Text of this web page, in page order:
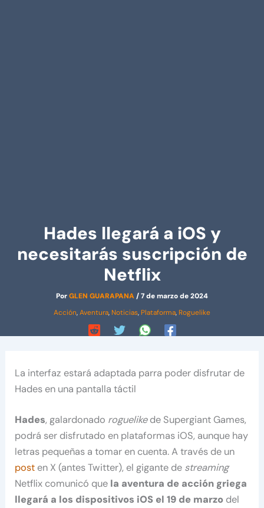
Hades llegará a iOS y
necesitarás suscripción de
Netflix
PorGLEN GUARAPANA/7 de marzo de 2024
Acción,Aventura, Noticias, Plataforma, Roguelike
La interfaz estará adaptada parra poder disfrutar de
Hades en una pantalla táctil
Hades, galardonado roguelikede Supergiant Games,
podrá ser disfrutado en plataformas iOS, aunque hay
letras pequeñas a tomar en cuenta. A través de un
post en X (antes Twitter), el gigante de streaming
Netflix comunicó que la aventura de acción griega
llegará a los dispositivos iOS el 19 de marzo del